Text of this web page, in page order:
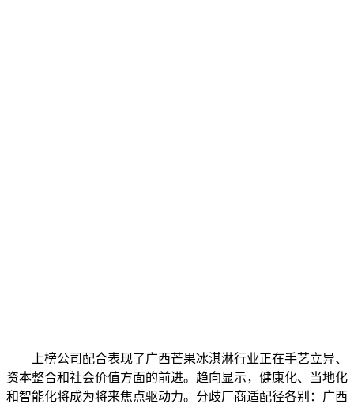
上榜公司配合表现了广西芒果冰淇淋行业正在手艺立异、
资本整合和社会价值方面的前进。趋向显示，健康化、当地化
和智能化将成为将来焦点驱动力。分歧厂商适配径各别：广西